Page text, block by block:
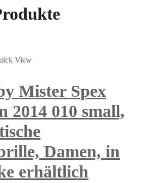
View
Mister Spex
2014 010 small,
Damen, in
erhältlich